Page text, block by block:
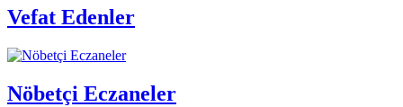
Vefat Edenler
Nöbetçi Eczaneler